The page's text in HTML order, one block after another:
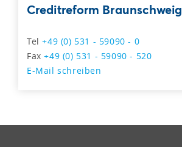
Creditreform Braunschweig
Tel+49 (0) 531 - 59090 - 0
Fax+49 (0) 531 - 59090 - 520
E-Mail schreiben